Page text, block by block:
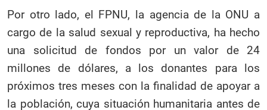
Por otro lado, el FPNU, la agencia de la ONU a
cargo de la salud sexual y reproductiva, ha hecho
una solicitud de fondos por un valor de 24
millones de dólares, a los donantes para los
próximos tres meses con la finalidad de apoyar a
la población, cuya situación humanitaria antes de